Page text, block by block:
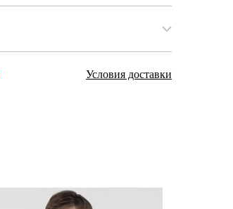
Условия доставки